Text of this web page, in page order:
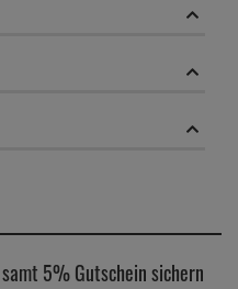
5% Gutschein sichern